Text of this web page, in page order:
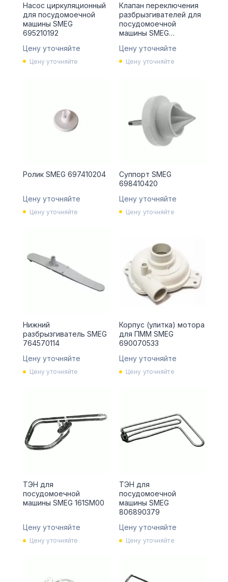
Насос циркуляционный
для посудомоечной
машины SMEG
695210192
Цену уточняйте
Цену уточняйте
Клапан переключения
разбрызгивателей для
посудомоечной
машины SMEG
Цену уточняйте
Цену уточняйте
Ролик SMEG 697410204
Цену уточняйте
Цену уточняйте
Суппорт SMEG
698410420
Цену уточняйте
Цену уточняйте
Нижний
разбрызгиватель SMEG
764570114
Цену уточняйте
Цену уточняйте
Корпус (улитка) мотора
для ПММ SMEG
690070533
Цену уточняйте
Цену уточняйте
ТЭН для
посудомоечной
машины SMEG 161SM00
Цену уточняйте
Цену уточняйте
ТЭН для
посудомоечной
машины SMEG
806890379
Цену уточняйте
Цену уточняйте